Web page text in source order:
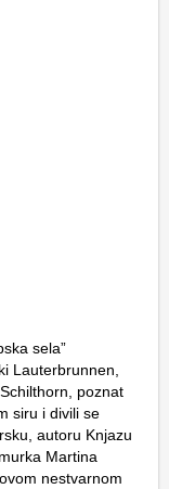
sela”
Lauterbrunnen,
poznat
siru i divili se
autoru Knjazu
Martina
nestvarnom